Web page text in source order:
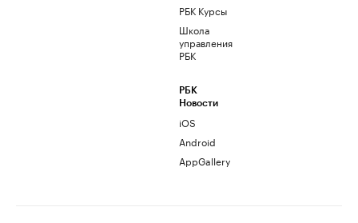
РБК Курсы
Школа
управления
РБК
РБК
Новости
iOS
Android
AppGallery